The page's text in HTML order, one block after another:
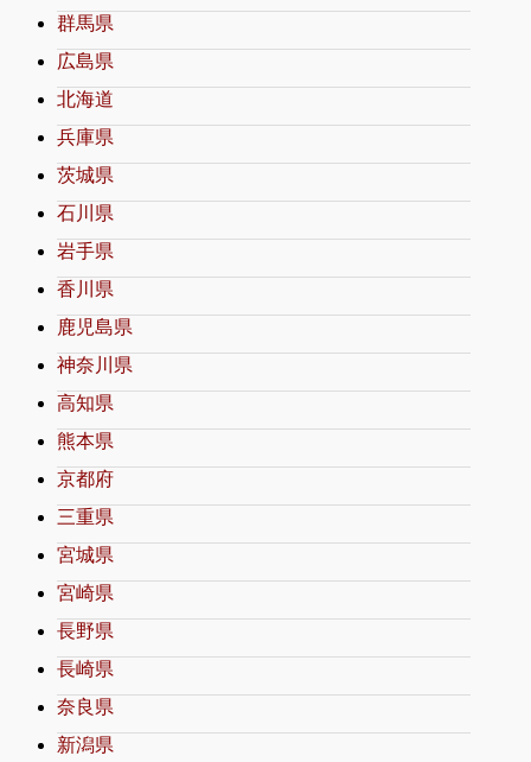
群馬県
広島県
北海道
兵庫県
茨城県
石川県
岩手県
香川県
鹿児島県
神奈川県
高知県
熊本県
京都府
三重県
宮城県
宮崎県
長野県
長崎県
奈良県
新潟県